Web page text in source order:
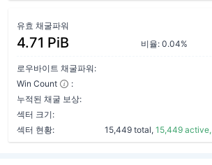
유효 채굴파워
4.71 PiB 비율: 0.04%
로우바이트 채굴파워:
Win Count
:
누적된 채굴 보상:
섹터 크기:
섹터 현황:
15,449 total, 15,449 active,